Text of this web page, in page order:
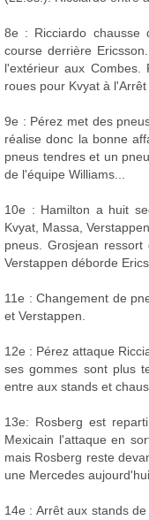
8e : Ricciardo chausse
course derrière
l'extérieur aux Combes.
roues pour Kvyat à l'Arrêt
9e : Pérez met des
réalise donc la bonne
pneus tendres et un
de l'équipe Williams...
10e : Hamilton a huit
Kvyat, Massa,
pneus. Grosjean
Verstappen déborde
11e : Changement de
et Verstappen.
12e : Pérez attaque
ses gommes sont plus
entre aux stands et
13e: Rosberg est
Mexicain l'attaque en
mais Rosberg reste
une Mercedes
14e : Arrêt aux stands